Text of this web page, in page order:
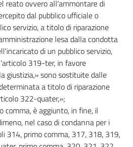
reato ovvero all'ammontare di
dal pubblico ufficiale o
servizio, a titolo di riparazione
lesa dalla condotta
di un pubblico servizio,
319-ter, in favore
giustizia,» sono sostituite dalle
a titolo di riparazione
322-quater,»;
comma, è aggiunto, in fine, il
nel caso di condanna per i
314, primo comma, 317, 318, 319,